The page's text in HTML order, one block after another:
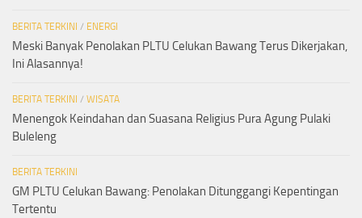
BERITA TERKINI / ENERGI
Meski Banyak Penolakan PLTU Celukan Bawang Terus Dikerjakan,
Ini Alasannya!
BERITA TERKINI / WISATA
Menengok Keindahan dan Suasana Religius Pura Agung Pulaki
Buleleng
BERITA TERKINI
GM PLTU Celukan Bawang: Penolakan Ditunggangi Kepentingan
Tertentu